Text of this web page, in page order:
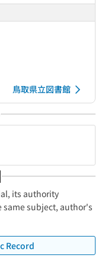
鳥取県立図書館
its authority
same subject, author's
Record